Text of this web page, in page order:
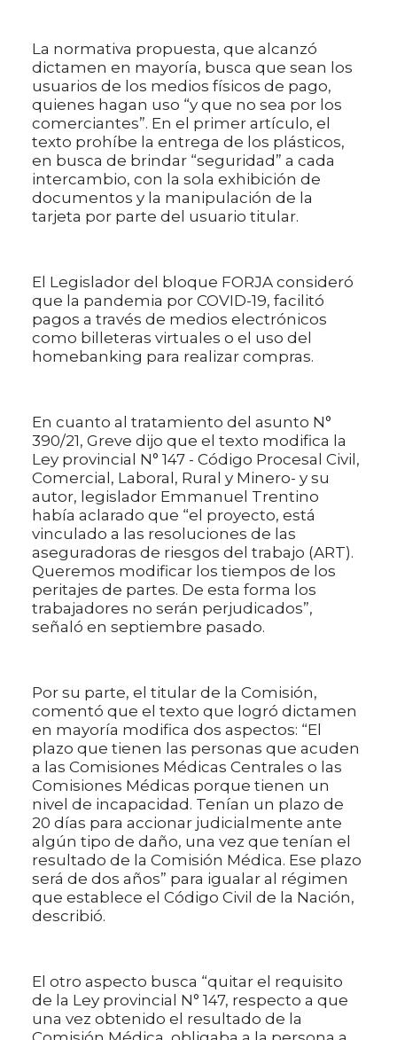
La normativa propuesta, que alcanzó
dictamen en mayoría, busca que sean los
usuarios de los medios físicos de pago,
quienes hagan uso “y que no sea por los
comerciantes”. En el primer artículo, el
texto prohíbe la entrega de los plásticos,
en busca de brindar “seguridad” a cada
intercambio, con la sola exhibición de
documentos y la manipulación de la
tarjeta por parte del usuario titular.
El Legislador del bloque FORJA consideró
que la pandemia por COVID-19, facilitó
pagos a través de medios electrónicos
como billeteras virtuales o el uso del
homebanking para realizar compras.
En cuanto al tratamiento del asunto N°
390/21, Greve dijo que el texto modifica la
Ley provincial N° 147 - Código Procesal Civil,
Comercial, Laboral, Rural y Minero- y su
autor, legislador Emmanuel Trentino
había aclarado que “el proyecto, está
vinculado a las resoluciones de las
aseguradoras de riesgos del trabajo (ART).
Queremos modificar los tiempos de los
peritajes de partes. De esta forma los
trabajadores no serán perjudicados”,
señaló en septiembre pasado.
Por su parte, el titular de la Comisión,
comentó que el texto que logró dictamen
en mayoría modifica dos aspectos: “El
plazo que tienen las personas que acuden
a las Comisiones Médicas Centrales o las
Comisiones Médicas porque tienen un
nivel de incapacidad. Tenían un plazo de
20 días para accionar judicialmente ante
algún tipo de daño, una vez que tenían el
resultado de la Comisión Médica. Ese plazo
será de dos años” para igualar al régimen
que establece el Código Civil de la Nación,
describió.
El otro aspecto busca “quitar el requisito
de la Ley provincial N° 147, respecto a que
una vez obtenido el resultado de la